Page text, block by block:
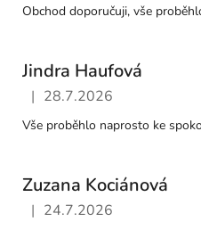
Obchod doporučuji, vše
Jindra Haufová
Hodnocení obchodu je 5 z 5
| 28.7.2026
Vše proběhlo naprosto ke
Zuzana Kociánová
Hodnocení obchodu je 5 z 5
| 24.7.2026